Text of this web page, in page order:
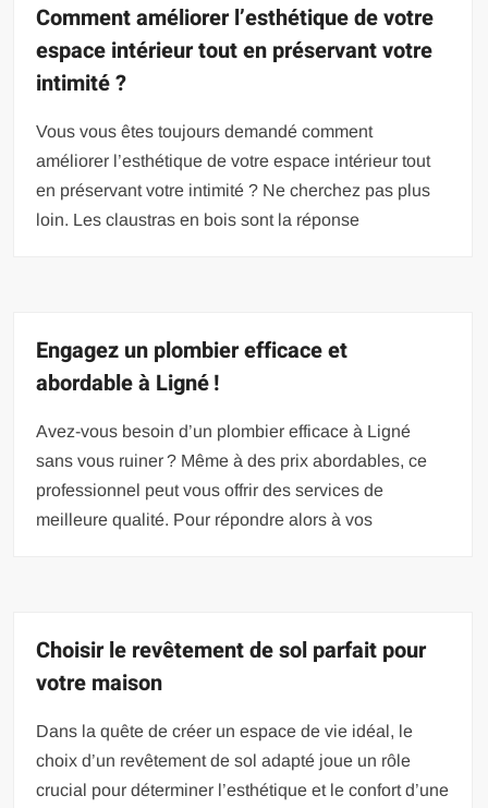
Comment améliorer l’esthétique de votre
espace intérieur tout en préservant votre
intimité ?
Vous vous êtes toujours demandé comment
améliorer l’esthétique de votre espace intérieur tout
en préservant votre intimité ? Ne cherchez pas plus
loin. Les claustras en bois sont la réponse
Engagez un plombier efficace et
abordable à Ligné !
Avez-vous besoin d’un plombier efficace à Ligné
sans vous ruiner ? Même à des prix abordables, ce
professionnel peut vous offrir des services de
meilleure qualité. Pour répondre alors à vos
Choisir le revêtement de sol parfait pour
votre maison
Dans la quête de créer un espace de vie idéal, le
choix d’un revêtement de sol adapté joue un rôle
crucial pour déterminer l’esthétique et le confort d’une